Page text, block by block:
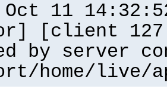
Oct 11
[client
by server
home/live/